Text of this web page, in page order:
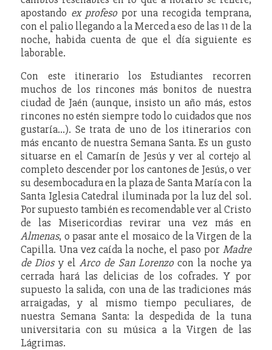
apostando ex profesopor una recogida temprana,
con el palio llegando a la Merced a eso de las 11 de la
noche, habida cuenta de que el día siguiente es
laborable.
Con este itinerario los Estudiantes recorren
muchos de los rincones más bonitos de nuestra
ciudad de Jaén (aunque, insisto un año más, estos
rincones no estén siempre todo lo cuidados que nos
gustaría…). Se trata de uno de los itinerarios con
más encanto de nuestra Semana Santa. Es un gusto
situarse en el Camarín de Jesús y ver al cortejo al
completo descender por los cantones de Jesús, o ver
su desembocadura en la plaza de Santa María con la
Santa Iglesia Catedral iluminada por la luz del sol.
Por supuesto también es recomendable ver al Cristo
de las Misericordias revirar una vez más en
Almenas, o pasar ante el mosaico de la Virgen de la
Capilla. Una vez caída la noche, el paso por Madre
de Diosy elArco de San Lorenzocon la noche ya
cerrada hará las delicias de los cofrades. Y por
supuesto la salida, con una de las tradiciones más
arraigadas, y al mismo tiempo peculiares, de
nuestra Semana Santa: la despedida de la tuna
universitaria con su música a la Virgen de las
Lágrimas.